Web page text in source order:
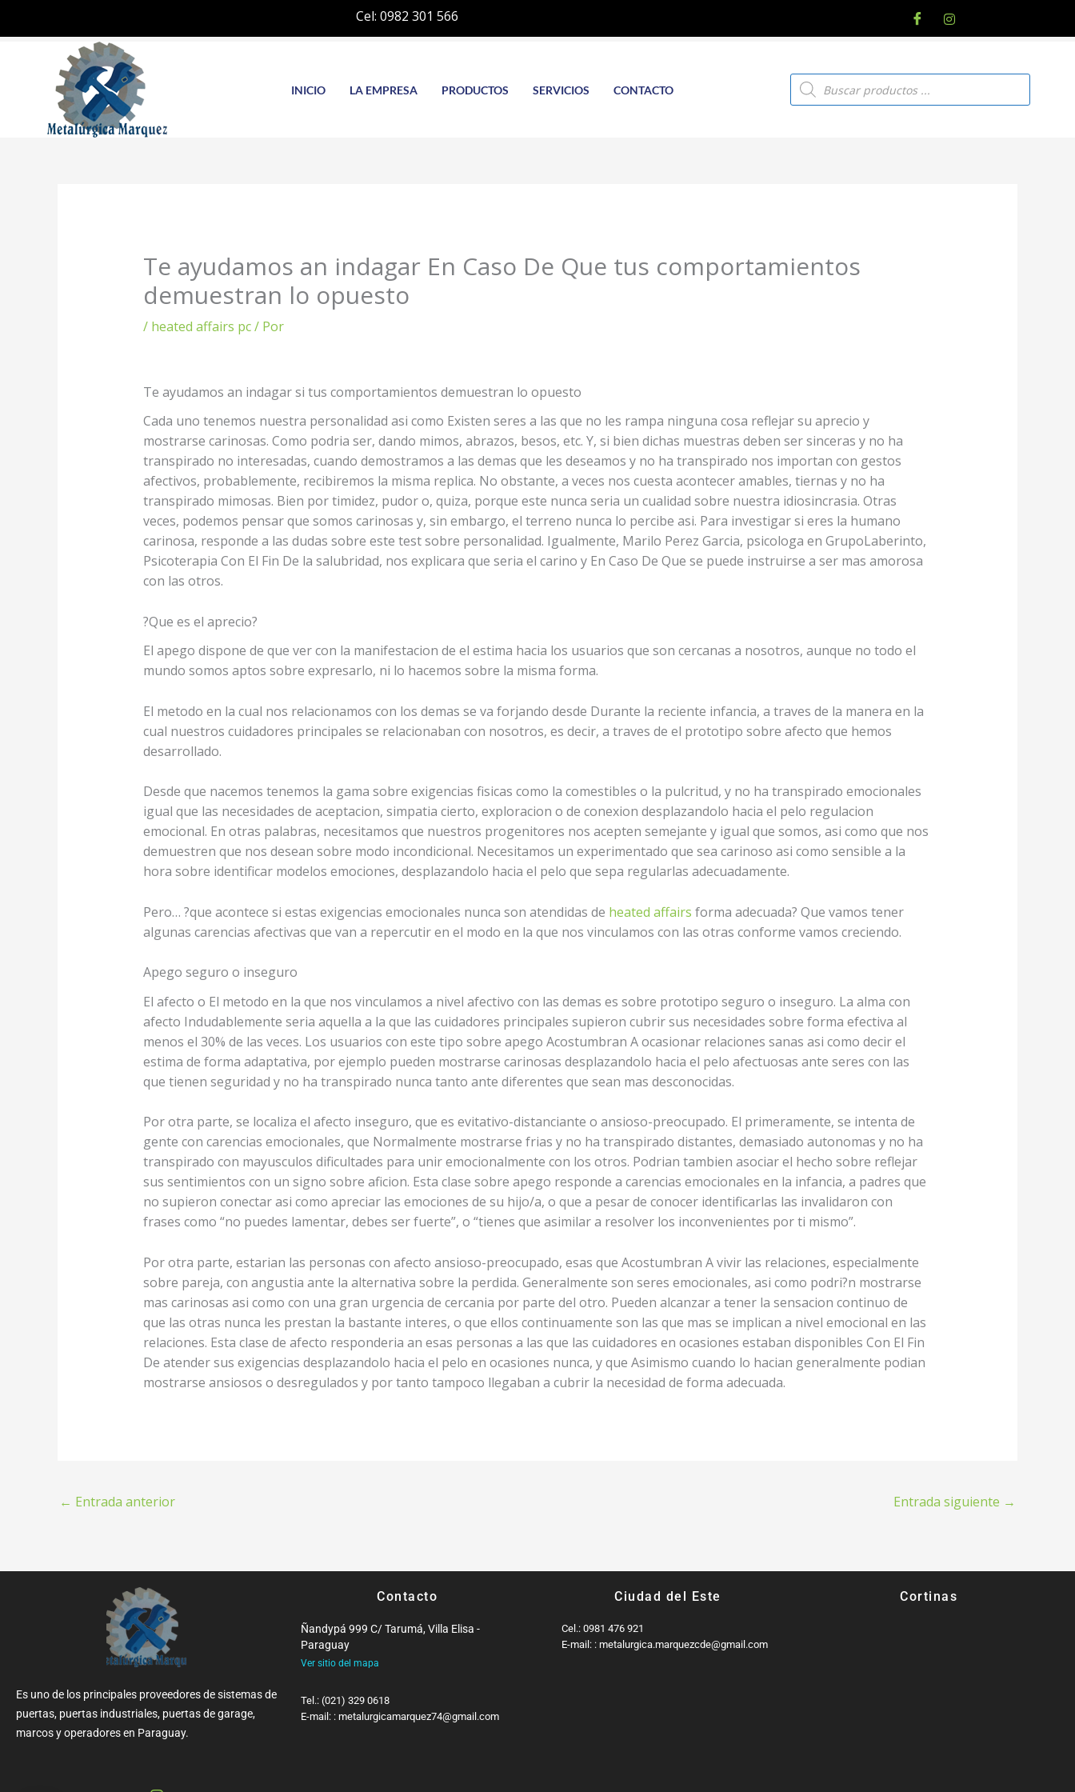
Cel: 0982 301 566
INICIO LA EMPRESA PRODUCTOS SERVICIOS CONTACTO
Búsqueda
de
productos
Te ayudamos an indagar En Caso De Que tus comportamientos
demuestran lo opuesto
/ heated affairs pc/ Por
Te ayudamos an indagar si tus comportamientos demuestran lo opuesto
Cada uno tenemos nuestra personalidad asi­ como Existen seres a las que no les rampa ninguna cosa reflejar su aprecio y
mostrarse carinosas. Como podri­a ser, dando mimos, abrazos, besos, etc. Y, si bien dichas muestras deben ser sinceras y no ha
transpirado no interesadas, cuando demostramos a las demas que les deseamos y no ha transpirado nos importan con gestos
afectivos, probablemente, recibiremos la misma replica. No obstante, a veces nos cuesta acontecer amables, tiernas y no ha
transpirado mimosas. Bien por timidez, pudor o, quiza, porque este nunca seri­a un cualidad sobre nuestra idiosincrasia. Otras
veces, podemos pensar que somos carinosas y, sin embargo, el terreno nunca lo percibe asi. Para investigar si eres la humano
carinosa, responde a las dudas sobre este test sobre personalidad. Igualmente, Marilo Perez Garcia, psicologa en GrupoLaberinto,
Psicoterapia Con El Fin De la salubridad, nos explicara que seri­a el carino y En Caso De Que se puede instruirse a ser mas amorosa
con las otros.
?Que es el aprecio?
El apego dispone de que ver con la manifestacion de el estima hacia los usuarios que son cercanas a nosotros, aunque no todo el
mundo somos aptos sobre expresarlo, ni lo hacemos sobre la misma forma.
El metodo en la cual nos relacionamos con los demas se va forjando desde Durante la reciente infancia, a traves de la manera en la
cual nuestros cuidadores principales se relacionaban con nosotros, es decir, a traves de el prototipo sobre afecto que hemos
desarrollado.
Desde que nacemos tenemos la gama sobre exigencias fisicas como la comestibles o la pulcritud, y no ha transpirado emocionales
igual que las necesidades de aceptacion, simpatia cierto, exploracion o de conexion desplazandolo hacia el pelo regulacion
emocional. En otras palabras, necesitamos que nuestros progenitores nos acepten semejante y igual que somos, asi­ como que nos
demuestren que nos desean sobre modo incondicional. Necesitamos un experimentado que sea carinoso asi­ como sensible a la
hora sobre identificar modelos emociones, desplazandolo hacia el pelo que sepa regularlas adecuadamente.
Pero… ?que acontece si estas exigencias emocionales nunca son atendidas de heated affairs forma adecuada? Que vamos tener
algunas carencias afectivas que van a repercutir en el modo en la que nos vinculamos con las otras conforme vamos creciendo.
Apego seguro o inseguro
El afecto o El metodo en la que nos vinculamos a nivel afectivo con las demas es sobre prototipo seguro o inseguro. La alma con
afecto Indudablemente seri­a aquella a la que las cuidadores principales supieron cubrir sus necesidades sobre forma efectiva al
menos el 30% de las veces. Los usuarios con este tipo sobre apego Acostumbran A ocasionar relaciones sanas asi­ como decir el
estima de forma adaptativa, por ejemplo pueden mostrarse carinosas desplazandolo hacia el pelo afectuosas ante seres con las
que tienen seguridad y no ha transpirado nunca tanto ante diferentes que sean mas desconocidas.
Por otra parte, se localiza el afecto inseguro, que es evitativo-distanciante o ansioso-preocupado. El primeramente, se intenta de
gente con carencias emocionales, que Normalmente mostrarse frias y no ha transpirado distantes, demasiado autonomas y no ha
transpirado con mayusculos dificultades para unir emocionalmente con los otros. Podri­an tambien asociar el hecho sobre reflejar
sus sentimientos con un signo sobre aficion. Esta clase sobre apego responde a carencias emocionales en la infancia, a padres que
no supieron conectar asi­ como apreciar las emociones de su hijo/a, o que a pesar de conocer identificarlas las invalidaron con
frases como “no puedes lamentar, debes ser fuerte”, o “tienes que asimilar a resolver los inconvenientes por ti mismo”.
Por otra parte, estarian las personas con afecto ansioso-preocupado, esas que Acostumbran A vivir las relaciones, especialmente
sobre pareja, con angustia ante la alternativa sobre la perdida. Generalmente son seres emocionales, asi­ como podri?n mostrarse
mas carinosas asi­ como con una gran urgencia de cercania por parte del otro. Pueden alcanzar a tener la sensacion continuo de
que las otras nunca les prestan la bastante interes, o que ellos continuamente son las que mas se implican a nivel emocional en las
relaciones. Esta clase de afecto responderia an esas personas a las que las cuidadores en ocasiones estaban disponibles Con El Fin
De atender sus exigencias desplazandolo hacia el pelo en ocasiones nunca, y que Asimismo cuando lo hacian generalmente podian
mostrarse ansiosos o desregulados y por tanto tampoco llegaban a cubrir la necesidad de forma adecuada.
← Entrada anterior Entrada siguiente →
Es uno de los principales proveedores de sistemas de
puertas, puertas industriales, puertas de garage,
marcos y operadores en Paraguay.
Contacto
Ñandypá 999 C/ Tarumá, Villa Elisa -
Paraguay
Ver sitio del mapa
Tel.: (021) 329 0618
E-mail: : metalurgicamarquez74@gmail.com
Ciudad del Este
Cel.: 0981 476 921
E-mail: : metalurgica.marquezcde@gmail.com
Cortinas